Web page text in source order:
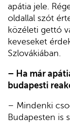
apátia jele.
oldallal szót
közéleti gettó
keveseket
Szlovákiában.
– Ha már
budapesti
– Mindenki
Budapesten is